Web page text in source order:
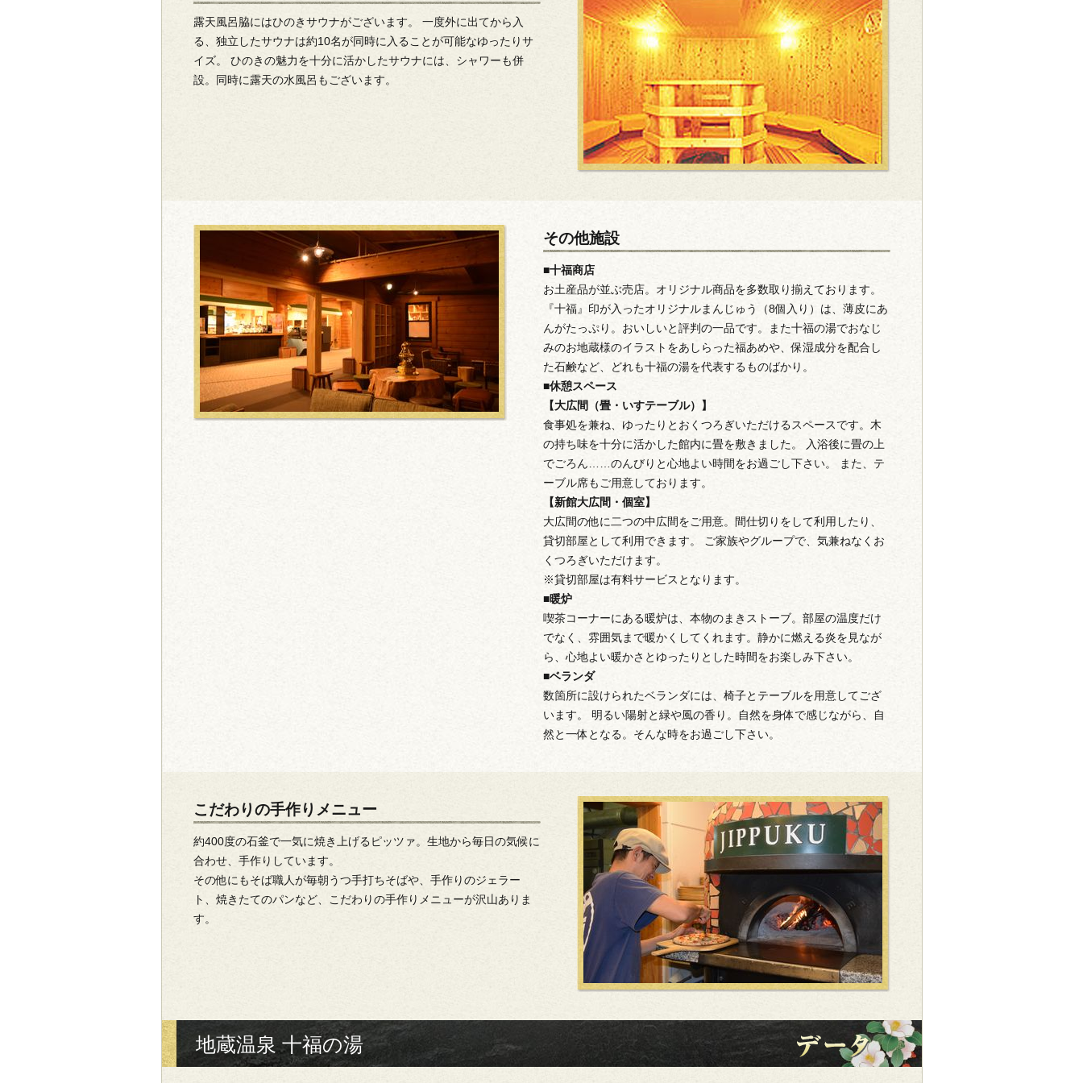
露天風呂脇にはひのきサウナがございます。 一度外に出てから入
る、独立したサウナは約10名が同時に入ることが可能なゆったりサ
イズ。 ひのきの魅力を十分に活かしたサウナには、シャワーも併
設。同時に露天の水風呂もございます。
その他施設
■十福商店
お土産品が並ぶ売店。オリジナル商品を多数取り揃えております。
『十福』印が入ったオリジナルまんじゅう（8個入り）は、薄皮にあ
んがたっぷり。おいしいと評判の一品です。また十福の湯でおなじ
みのお地蔵様のイラストをあしらった福あめや、保湿成分を配合し
た石鹸など、どれも十福の湯を代表するものばかり。
■休憩スペース
【大広間（畳・いすテーブル）】
食事処を兼ね、ゆったりとおくつろぎいただけるスペースです。木
の持ち味を十分に活かした館内に畳を敷きました。 入浴後に畳の上
でごろん……のんびりと心地よい時間をお過ごし下さい。 また、テ
ーブル席もご用意しております。
【新館大広間・個室】
大広間の他に二つの中広間をご用意。間仕切りをして利用したり、
貸切部屋として利用できます。 ご家族やグループで、気兼ねなくお
くつろぎいただけます。
※貸切部屋は有料サービスとなります。
■暖炉
喫茶コーナーにある暖炉は、本物のまきストーブ。部屋の温度だけ
でなく、雰囲気まで暖かくしてくれます。静かに燃える炎を見なが
ら、心地よい暖かさとゆったりとした時間をお楽しみ下さい。
■ベランダ
数箇所に設けられたベランダには、椅子とテーブルを用意してござ
います。 明るい陽射と緑や風の香り。自然を身体で感じながら、自
然と一体となる。そんな時をお過ごし下さい。
こだわりの手作りメニュー
約400度の石釜で一気に焼き上げるピッツァ。生地から毎日の気候に
合わせ、手作りしています。
その他にもそば職人が毎朝うつ手打ちそばや、手作りのジェラー
ト、焼きたてのパンなど、こだわりの手作りメニューが沢山ありま
す。
地蔵温泉 十福の湯